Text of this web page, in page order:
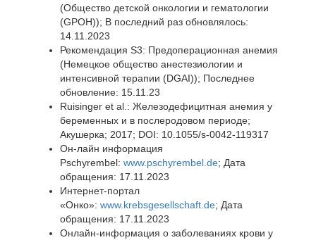
(Общество детской онкологии и гематологии
(GPOH)); В последний раз обновлялось:
14.11.2023
Рекомендация S3: Предоперационная анемия
(Немецкое общество анестезиологии и
интенсивной терапии (DGAI)); Последнее
обновление: 15.11.23
Ruisinger et al.: Железодефицитная анемия у
беременных и в послеродовом периоде;
Акушерка; 2017; DOI: 10.1055/s-0042-119317
Он-лайн информация
Pschyrembel: www.pschyrembel.de; Дата
обращения: 17.11.2023
Интернет-портал
«Онко»: www.krebsgesellschaft.de; Дата
обращения: 17.11.2023
Онлайн-информация о заболеваниях крови у